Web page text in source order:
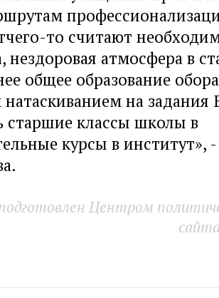
то считают
нездоровая атмосфера в
общее образование
на задания
старшие классы школы в
курсы в институт»,
Центром